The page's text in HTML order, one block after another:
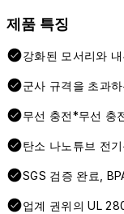
제품 특징
강화된 모서리와
군사 규격을 초과
무선 충전*무선 충
탄소 나노튜브 전
SGS 검증 완료,
업계 권위의 UL